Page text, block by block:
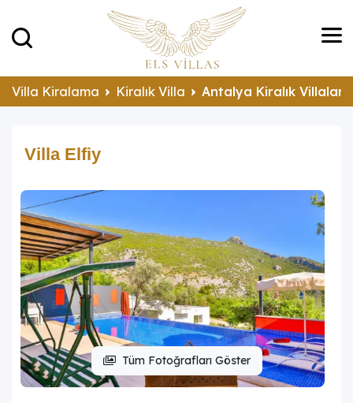
Villa Kiralama Kiralık Villa Antalya Kiralık Villalar
Villa Elfiy
Tüm Fotoğrafları Göster